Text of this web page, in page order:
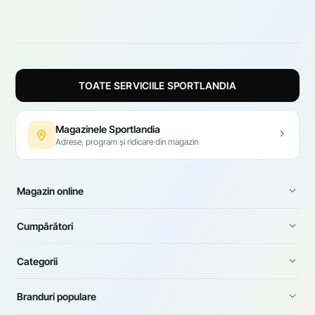
TOATE SERVICIILE SPORTLANDIA
Magazinele Sportlandia
Adrese, program și ridicare din magazin
Magazin online
Cumpărători
Categorii
Branduri populare